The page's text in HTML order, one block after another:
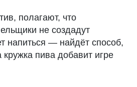
полагают, что
не создадут
напиться — найдёт способ,
пива добавит игре